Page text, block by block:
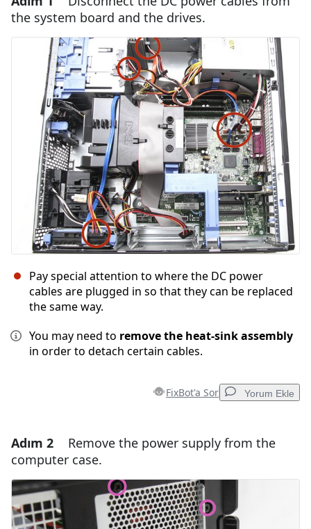
the system board and the drives.
Pay special attention to where the DC power
cables are plugged in so that they can be replaced
the same way.
You may need to remove the heat-sink assembly
in order to detach certain cables.
FixBot'a Sor Yorum Ekle
Yorum Ekle
Yorum Ekle
Adım 2
Remove the power supply from the
computer case.